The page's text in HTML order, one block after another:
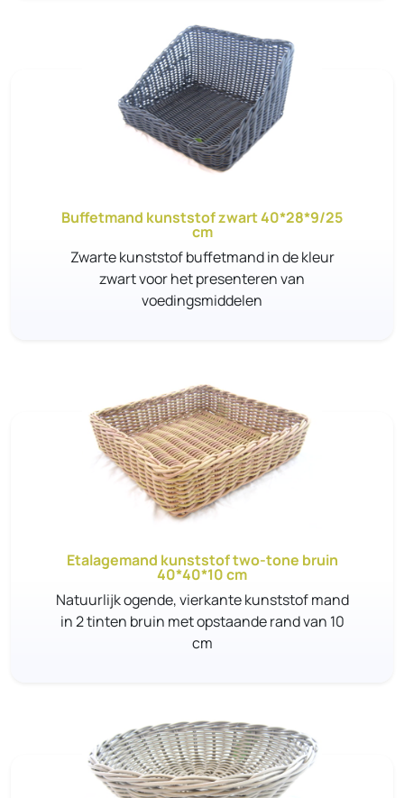
Buffetmand kunststof zwart 40*28*9/25
cm
Zwarte kunststof buffetmand in de kleur
zwart voor het presenteren van
voedingsmiddelen
Etalagemand kunststof two-tone bruin
40*40*10 cm
Natuurlijk ogende, vierkante kunststof mand
in 2 tinten bruin met opstaande rand van 10
cm